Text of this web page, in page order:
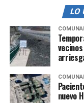
LO
nuevo